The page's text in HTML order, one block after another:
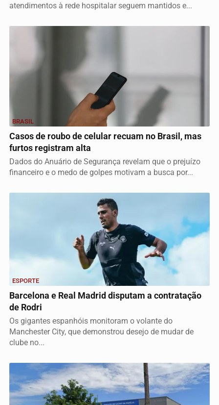
atendimentos à rede hospitalar seguem mantidos e...
BRASIL
Casos de roubo de celular recuam no Brasil, mas
furtos registram alta
Dados do Anuário de Segurança revelam que o prejuízo
financeiro e o medo de golpes motivam a busca por...
ESPORTE
Barcelona e Real Madrid disputam a contratação
de Rodri
Os gigantes espanhóis monitoram o volante do
Manchester City, que demonstrou desejo de mudar de
clube no...